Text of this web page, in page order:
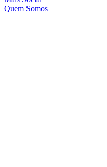
Quem Somos